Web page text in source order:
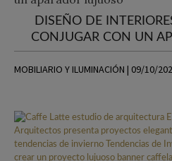
DISEÑO DE
CONJUGAR CON UN
MOBILIARIO Y ILUMINACIÓN | 09/10/